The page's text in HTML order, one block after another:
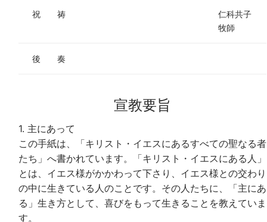
祝 祷
仁科共子
牧師
後 奏
宣教要旨
1. 主にあって
この手紙は、「キリスト・イエスにあるすべての聖なる者
たち」へ書かれています。「キリスト・イエスにある人」
とは、イエス様がかかわって下さり、イエス様との交わり
の中に生きている人のことです。その人たちに、「主にあ
る」生き方として、喜びをもって生きることを教えていま
す。